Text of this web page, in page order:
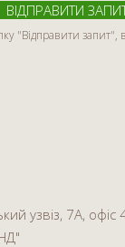
"Відправити
узвіз, 7А, офіс